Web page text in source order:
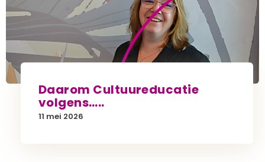
Daarom Cultuureducatie
volgens…..
11 mei 2026